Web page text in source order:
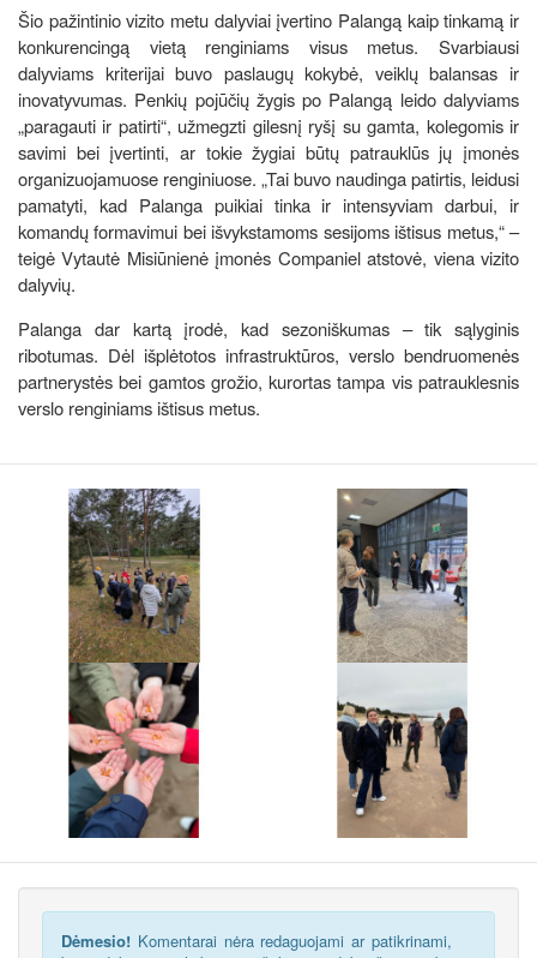
Šio pažintinio vizito metu dalyviai įvertino Palangą kaip tinkamą ir
konkurencingą vietą renginiams visus metus. Svarbiausi
dalyviams kriterijai buvo paslaugų kokybė, veiklų balansas ir
inovatyvumas. Penkių pojūčių žygis po Palangą leido dalyviams
„paragauti ir patirti“, užmegzti gilesnį ryšį su gamta, kolegomis ir
savimi bei įvertinti, ar tokie žygiai būtų patrauklūs jų įmonės
organizuojamuose renginiuose. „Tai buvo naudinga patirtis, leidusi
pamatyti, kad Palanga puikiai tinka ir intensyviam darbui, ir
komandų formavimui bei išvykstamoms sesijoms ištisus metus,“ –
teigė Vytautė Misiūnienė įmonės Companiel atstovė, viena vizito
dalyvių.
Palanga dar kartą įrodė, kad sezoniškumas – tik sąlyginis
ribotumas. Dėl išplėtotos infrastruktūros, verslo bendruomenės
partnerystės bei gamtos grožio, kurortas tampa vis patrauklesnis
verslo renginiams ištisus metus.
Dėmesio! Komentarai nėra redaguojami ar patikrinami,